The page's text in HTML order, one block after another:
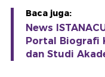
Baca juga:
News
Portal Biografi
dan Studi